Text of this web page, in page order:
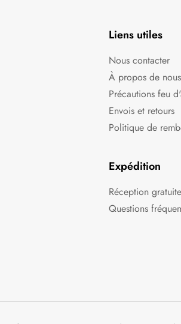
Liens utiles
Nous contacter
À propos de nous
Précautions feu
Envois et retours
Politique de
Expédition
Réception
Questions